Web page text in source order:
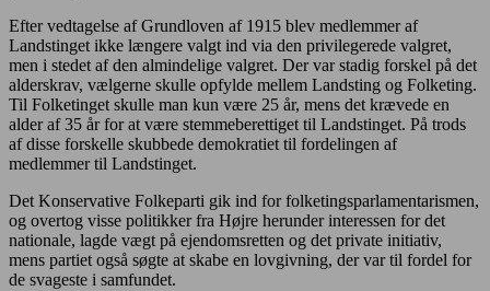
Efter vedtagelse af Grundloven af 1915 blev medlemmer af
Landstinget ikke længere valgt ind via den privilegerede valgret,
men i stedet af den almindelige valgret. Der var stadig forskel på det
alderskrav, vælgerne skulle opfylde mellem Landsting og Folketing.
Til Folketinget skulle man kun være 25 år, mens det krævede en
alder af 35 år for at være stemmeberettiget til Landstinget. På trods
af disse forskelle skubbede demokratiet til fordelingen af
medlemmer til Landstinget.
Det Konservative Folkeparti gik ind for folketingsparlamentarismen,
og overtog visse politikker fra Højre herunder interessen for det
nationale, lagde vægt på ejendomsretten og det private initiativ,
mens partiet også søgte at skabe en lovgivning, der var til fordel for
de svageste i samfundet.